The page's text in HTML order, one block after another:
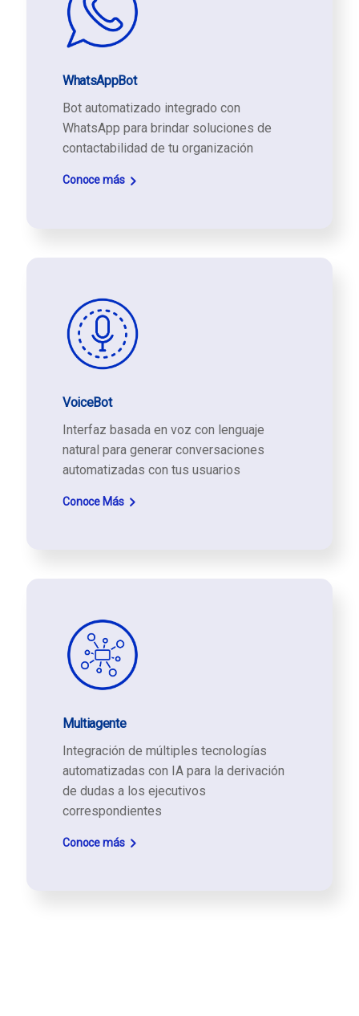
WhatsAppBot
Bot automatizado integrado con
WhatsApp para brindar soluciones de
contactabilidad de tu organización
Conoce más
VoiceBot
Interfaz basada en voz con lenguaje
natural para generar conversaciones
automatizadas con tus usuarios
Conoce Más
Multiagente
Integración de múltiples tecnologías
automatizadas con IA para la derivación
de dudas a los ejecutivos
correspondientes
Conoce más